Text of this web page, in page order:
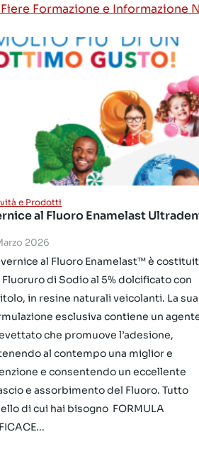
Formazione e Informazione
e Prodotti
al Fluoro Enamelast
2026
vernice al Fluoro Enamelast™ è
Fluoruro di Sodio al 5% dolcificato con
in resine naturali veicolanti. La sua
esclusiva contiene un
che promuove l’adesione,
al contempo una miglior e
e consentendo un eccellente
e assorbimento del Fluoro. Tutto
di cui hai bisogno FORMULA